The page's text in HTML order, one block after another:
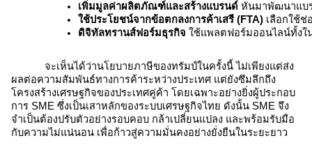
เพิ่มมูลค่าผลิตภัณฑ์และสร้างแบรนด์ หันมาพัฒนาแบ
ใช้ประโยชน์จากข้อตกลงการค้าเสรี (FTA) เลือกใช้ช่
ดิจิทัลทรานส์ฟอร์มธุรกิจ ใช้แพลตฟอร์มออนไลน์ทั้งใ
จะเห็นได้ว่านโยบายภาษีของทรัมป์ในครั้งนี้ ไม่เพียงแต่ส่ง
ผลต่อความสัมพันธ์ทางการค้าระหว่างประเทศ แต่ยังซึมลึกถึง
โครงสร้างเศรษฐกิจของประเทศคู่ค้า โดยเฉพาะอย่างยิ่งผู้ประกอบ
การ SME ซึ่งเป็นเสาหลักของระบบเศรษฐกิจไทย ดังนั้น SME จึง
จำเป็นต้องปรับตัวอย่างรอบคอบ กล้าเปลี่ยนแปลง และพร้อมรับมือ
กับความไม่แน่นอน เพื่อก้าวสู่ความมั่นคงอย่างยั่งยืนในระยะยาว